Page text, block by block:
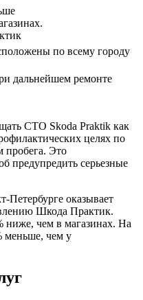
по всему городу
дальнейшем ремонте
СТО Skoda Praktik как
целях по
пробега. Это
предупредить серьезные
Петербурге оказывает
Шкода Практик.
ниже, чем в магазинах. На
меньше, чем у